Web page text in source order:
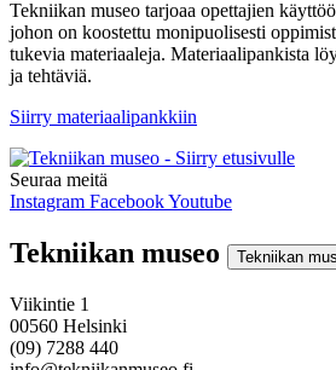
Tekniikan museo tarjoaa opettajien
johon on koostettu monipuolisesti
tukevia materiaaleja. Materiaalipankista
ja tehtäviä.
Siirry materiaalipankkiin
Seuraa meitä
Instagram FacebookYoutube
Tekniikan museo Tekniikan
Viikintie 1
00560 Helsinki
(09) 7288 440